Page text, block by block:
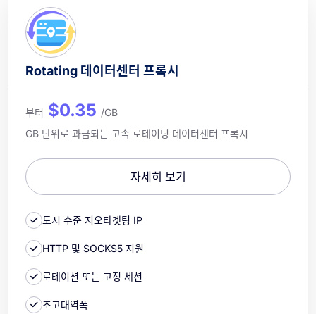
Rotating 데이터센터 프록시
부터 $0.35 /GB
GB 단위로 과금되는 고속 로테이팅 데이터센터 프록시
자세히 보기
도시 수준 지오타겟팅 IP
HTTP 및 SOCKS5 지원
로테이션 또는 고정 세션
초고대역폭